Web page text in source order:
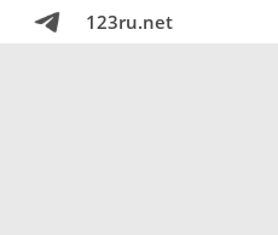
123ru.net